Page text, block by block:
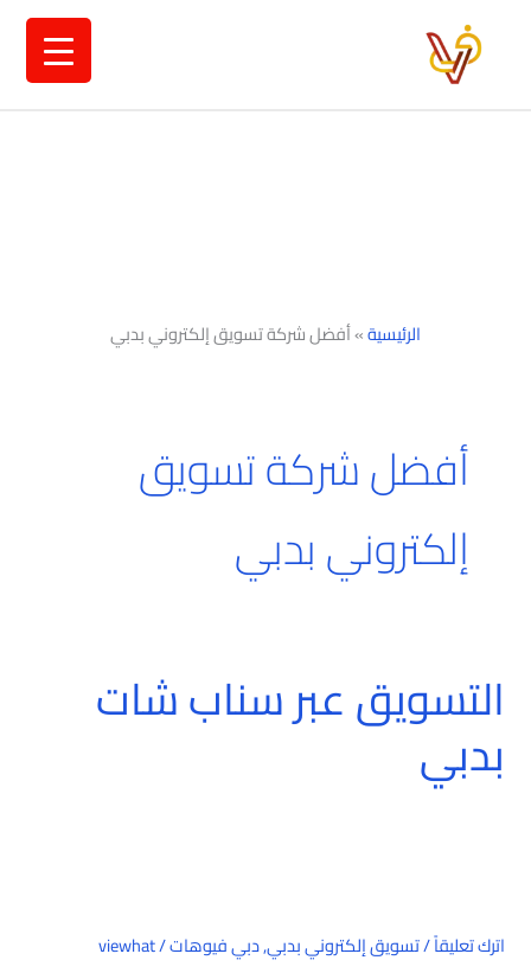
الرئيسية»أفضل شركة تسويق إلكتروني بدبي
أفضل شركة تسويق
إلكتروني بدبي
التسويق عبر سناب شات
بدبي
اترك تعليقاً/تسويق إلكتروني بدبي,دبي فيوهات/
viewhat
التسويق
عبر
سناب
شات